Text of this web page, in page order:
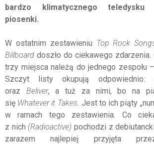
bardzo klimatycznego teledysku
piosenki.
W ostatnim zestawieniu Top Rock
Billboard doszło do ciekawego
trzy miejsca należą do jednego zespołu –
Szczyt listy okupują odpowiednio:
oraz Beliver, a tuż za nimi, bo na
się Whatever it Takes. Jest to ich piąty
w ramach tego zestawienia. Co
z nich (Radioactive) pochodzi z
zarazem najlepiej przyjęta